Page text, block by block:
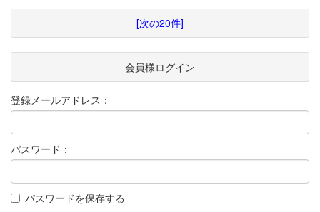
[次の20件]
会員様ログイン
登録メールアドレス：
パスワード：
パスワードを保存する